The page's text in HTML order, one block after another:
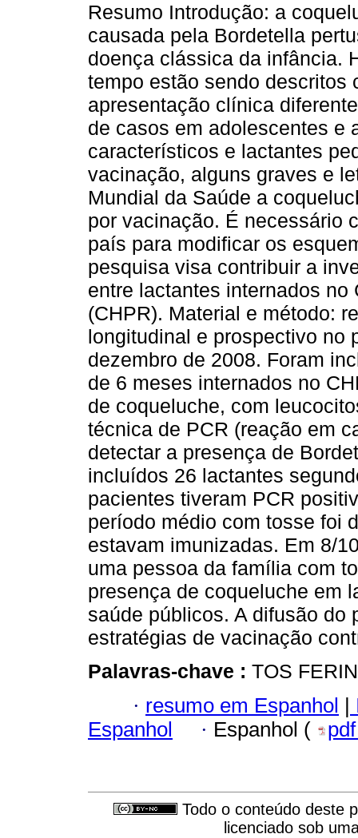
Resumo Introdução: a
causada pela Bordetella
doença clássica da infância.
tempo estão sendo descritos
apresentação clínica
de casos em adolescentes e
característicos e lactantes
vacinação, alguns graves e
Mundial da Saúde a
por vacinação. É necessário
país para modificar os
pesquisa visa contribuir a
entre lactantes internados
(CHPR). Material e método:
longitudinal e prospectivo no
dezembro de 2008. Foram
de 6 meses internados no
de coqueluche, com
técnica de PCR (reação em
detectar a presença de
incluídos 26 lactantes
pacientes tiveram PCR
período médio com tosse foi
estavam imunizadas. Em 8/
uma pessoa da família com
presença de coqueluche em
saúde públicos. A difusão do
estratégias de vacinação
Palavras-chave : TOS
· resumo em Espanhol |
Espanhol
· Espanhol (
Todo o conteúdo deste
licenciado sob